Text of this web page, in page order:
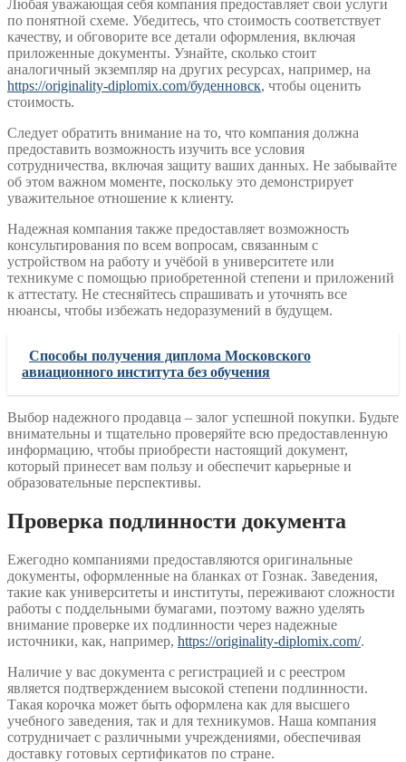
Любая уважающая себя компания предоставляет свои услуги
по понятной схеме. Убедитесь, что стоимость соответствует
качеству, и обговорите все детали оформления, включая
приложенные документы. Узнайте, сколько стоит
аналогичный экземпляр на других ресурсах, например, на
https://originality-diplomix.com/буденновск, чтобы оценить
стоимость.
Следует обратить внимание на то, что компания должна
предоставить возможность изучить все условия
сотрудничества, включая защиту ваших данных. Не забывайте
об этом важном моменте, поскольку это демонстрирует
уважительное отношение к клиенту.
Надежная компания также предоставляет возможность
консультирования по всем вопросам, связанным с
устройством на работу и учёбой в университете или
техникуме с помощью приобретенной степени и приложений
к аттестату. Не стесняйтесь спрашивать и уточнять все
нюансы, чтобы избежать недоразумений в будущем.
Способы получения диплома Московского
авиационного института без обучения
Выбор надежного продавца – залог успешной покупки. Будьте
внимательны и тщательно проверяйте всю предоставленную
информацию, чтобы приобрести настоящий документ,
который принесет вам пользу и обеспечит карьерные и
образовательные перспективы.
Проверка подлинности документа
Ежегодно компаниями предоставляются оригинальные
документы, оформленные на бланках от Гознак. Заведения,
такие как университеты и институты, переживают сложности
работы с поддельными бумагами, поэтому важно уделять
внимание проверке их подлинности через надежные
источники, как, например, https://originality-diplomix.com/.
Наличие у вас документа с регистрацией и с реестром
является подтверждением высокой степени подлинности.
Такая корочка может быть оформлена как для высшего
учебного заведения, так и для техникумов. Наша компания
сотрудничает с различными учреждениями, обеспечивая
доставку готовых сертификатов по стране.